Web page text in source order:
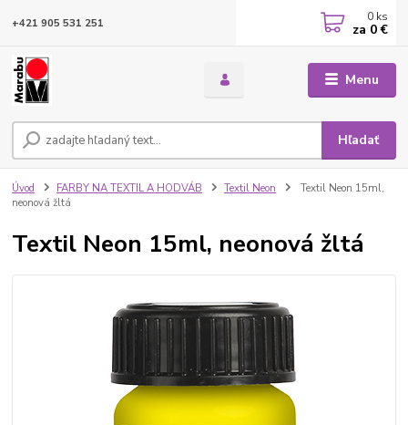
Menu
Hľadať
+421 905 531 251 0 ks
za 0 €
Úvod FARBY NA TEXTIL A HODVÁB Textil Neon
Textil Neon 15ml,
neonová žltá
Textil Neon 15ml, neonová žltá